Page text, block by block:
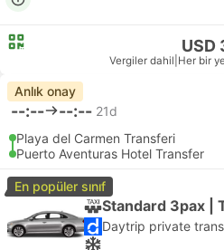
USD
Vergiler dahil Her bir
Anlık onay
--:-- --:-- 21d
Playa del Carmen Transferi
Puerto Aventuras Hotel Transfer
En popüler sınıf
Standard 3pax |